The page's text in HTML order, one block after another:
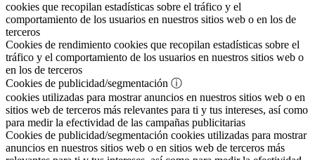
cookies que recopilan estadísticas sobre el tráfico y el
comportamiento de los usuarios en nuestros sitios web o en los de
terceros
Cookies de rendimiento cookies que recopilan estadísticas sobre el
tráfico y el comportamiento de los usuarios en nuestros sitios web o
en los de terceros
Cookies de publicidad/segmentación ⓘ
cookies utilizadas para mostrar anuncios en nuestros sitios web o en
sitios web de terceros más relevantes para ti y tus intereses, así como
para medir la efectividad de las campañas publicitarias
Cookies de publicidad/segmentación cookies utilizadas para mostrar
anuncios en nuestros sitios web o en sitios web de terceros más